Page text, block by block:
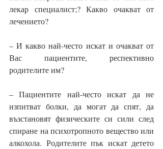
лекар специалист;? Какво очакват от
лечението?
– И какво най-често искат и очакват от
Вас пациентите, респективно
родителите им?
– Пациентите най-често искат да не
изпитват болки, да могат да спят, да
възстановят физическите си сили след
спиране на психотропното вещество или
алкохола. Родителите пък искат детето